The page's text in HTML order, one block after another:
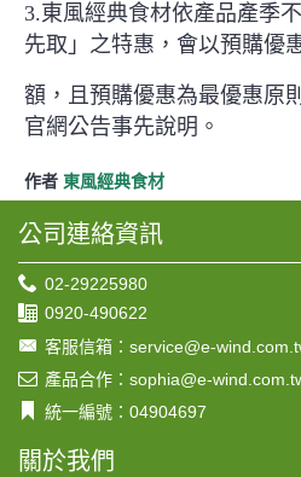
3.東風經典食材依產品產季
先取」之特惠，會以預購優
額，且預購優惠為最優惠原
官網公告事先說明。
作者 東風經典食材
公司連絡資訊
02-29225980
0920-490622
客服信箱：service@e-
產品合作：sophia@e-
統一編號：04904697
關於我們